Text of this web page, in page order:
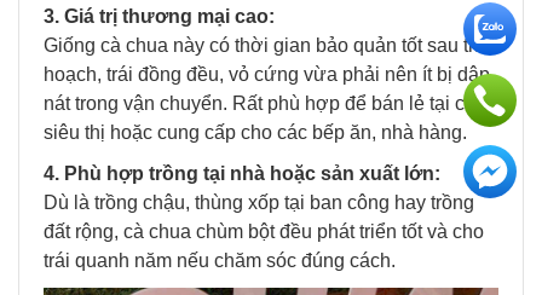
3. Giá trị thương mại cao:
Giống cà chua này có thời gian bảo quản tốt sau thu
hoạch, trái đồng đều, vỏ cứng vừa phải nên ít bị dập
nát trong vận chuyển. Rất phù hợp để bán lẻ tại chợ,
siêu thị hoặc cung cấp cho các bếp ăn, nhà hàng.
4. Phù hợp trồng tại nhà hoặc sản xuất lớn:
Dù là trồng chậu, thùng xốp tại ban công hay trồng
đất rộng, cà chua chùm bột đều phát triển tốt và cho
trái quanh năm nếu chăm sóc đúng cách.